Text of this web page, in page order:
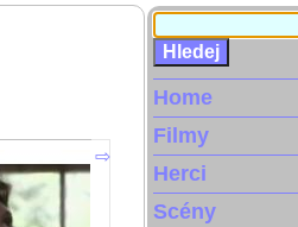
Home
Filmy
Herci
Scény